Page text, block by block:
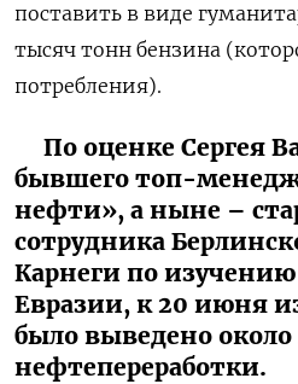
поставить в виде
тысяч тонн бензина
потребления).
По оценке Сергея
бывшего топ-
нефти», а ныне –
сотрудника
Карнеги по
Евразии, к 20 июня
было выведено около
нефтепереработки.